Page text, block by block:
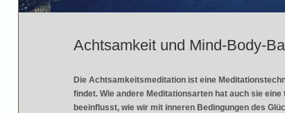
Achtsamkeit und Mind-Body-
Die Achtsamkeitsmeditation ist eine
findet. Wie andere Meditationsarten hat auch sie
beeinflusst, wie wir mit inneren Bedingungen des